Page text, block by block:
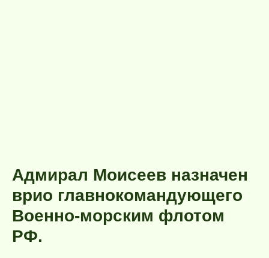
Адмирал Моисеев назначен
врио главнокомандующего
Военно-морским флотом
РФ.